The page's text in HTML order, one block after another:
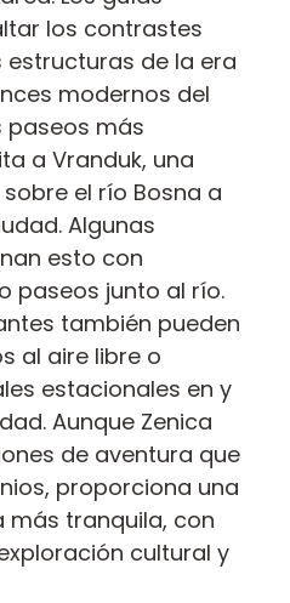
los contrastes
de la era
modernos del
paseos más
a Vranduk, una
el río Bosna a
Algunas
esto con
paseos junto al río.
también pueden
al aire libre o
estacionales en y
Aunque Zenica
de aventura que
proporciona una
más tranquila, con
cultural y